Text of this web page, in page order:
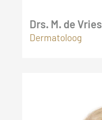
Drs. M. de Vries
Dermatoloog